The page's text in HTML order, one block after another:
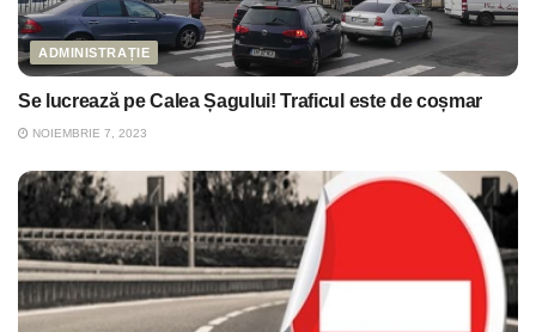
ADMINISTRAȚIE
Se lucrează pe Calea Șagului! Traficul este de coșmar
NOIEMBRIE 7, 2023